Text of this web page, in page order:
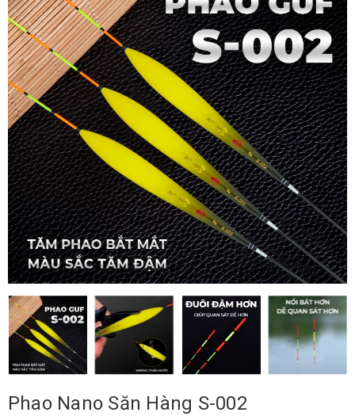
Phao Nano Săn Hàng S-002